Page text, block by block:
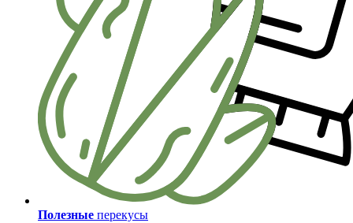
Полезные перекусы